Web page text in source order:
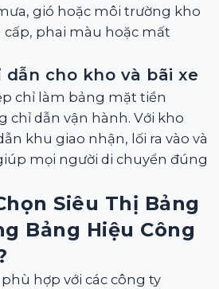
gió hoặc môi trường kho
cấp, phai màu hoặc mất
cho kho và bãi xe
chỉ làm bảng mặt tiền
chỉ dẫn vận hành. Với kho
khu giao nhận, lối ra vào và
mọi người di chuyển đúng
Siêu Thị Bảng
Bảng Hiệu Công
hợp với các công ty